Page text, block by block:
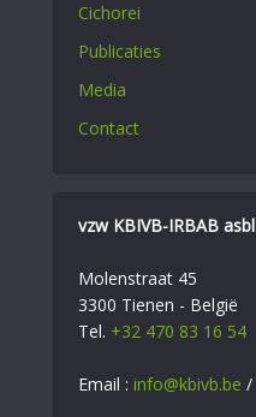
Cichorei
Publicaties
Media
Contact
vzw KBIVB-IRBAB asbl
Molenstraat 45
3300 Tienen - België
Tel. +32 470 83 16 54
Email : info@kbivb.be /